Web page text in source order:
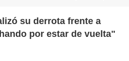
su derrota frente a
por estar de vuelta"